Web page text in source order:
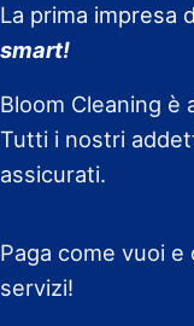
La prima impresa
smart!
Bloom Cleaning è
Tutti i nostri
assicurati.
Paga come vuoi
servizi!